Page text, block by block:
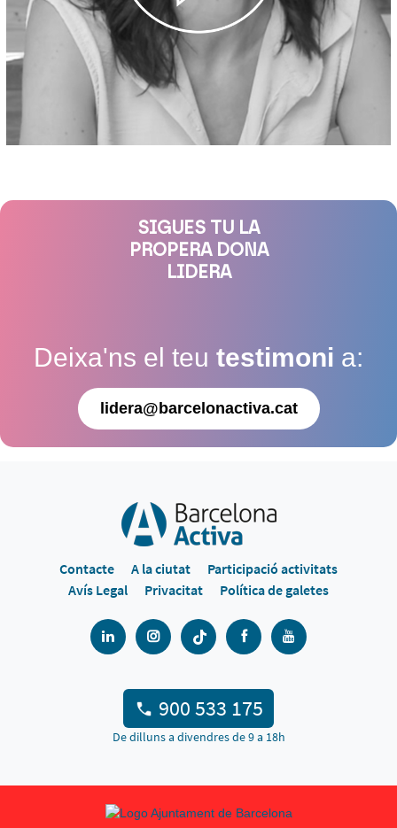
SIGUES TU LA
PROPERA DONA
LIDERA
Deixa'ns el teu testimoni a:
lidera@barcelonactiva.cat
Contacte A la ciutat
Participació activitats
Avís Legal
Privacitat Política de galetes
900 533 175
De dilluns a divendres de 9 a 18h